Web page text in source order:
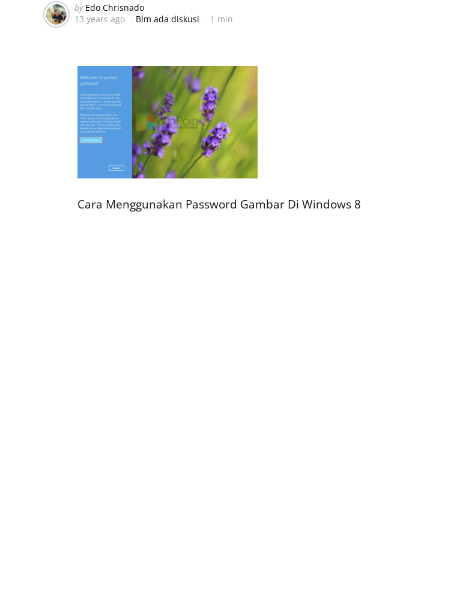
Posted
by
by Edo Chrisnado
13 years ago
Blm ada diskusi 1 min
Cara Menggunakan Password Gambar Di Windows 8